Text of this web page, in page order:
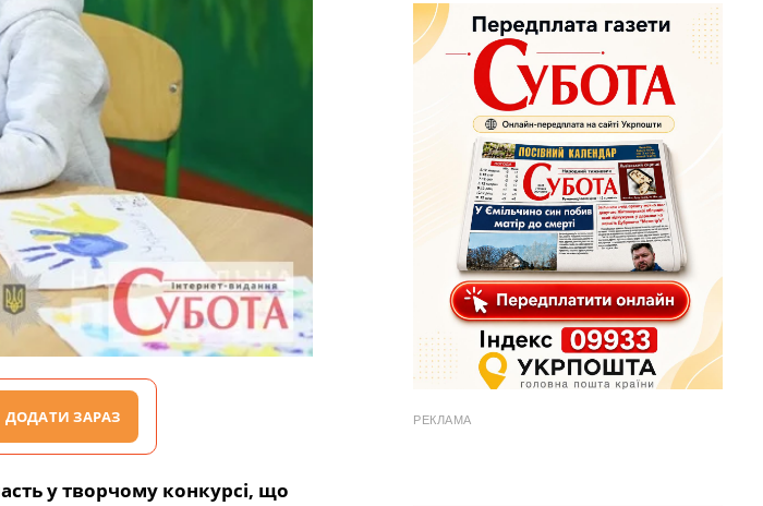
ДОДАТИ ЗАРАЗ
у творчому конкурсі, що
РЕКЛАМА